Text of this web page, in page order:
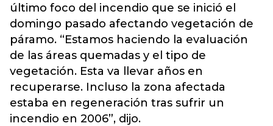
último foco del incendio que se inició el
domingo pasado afectando vegetación de
páramo. “Estamos haciendo la evaluación
de las áreas quemadas y el tipo de
vegetación. Esta va llevar años en
recuperarse. Incluso la zona afectada
estaba en regeneración tras sufrir un
incendio en 2006”, dijo.